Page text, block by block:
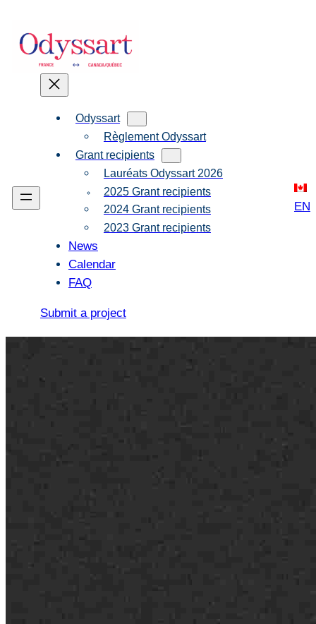
content
Odyssart
Règlement Odyssart
Grant recipients
Lauréats Odyssart 2026
2025 Grant recipients
2024 Grant recipients
2023 Grant recipients
News
Calendar
FAQ
Submit a project
EN